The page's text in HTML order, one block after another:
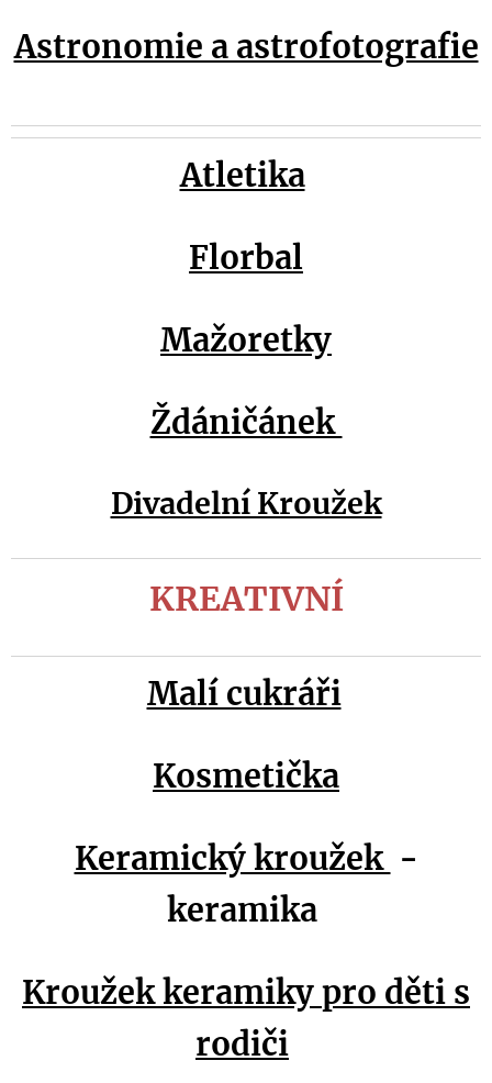
Astronomie a astrofotografie
Atletika
Florbal
Mažoretky
Ždáničánek
Divadelní Kroužek
KREATIVNÍ
Malí cukráři
Kosmetička
Keramický kroužek -
keramika
Kroužek keramiky pro děti s
rodiči